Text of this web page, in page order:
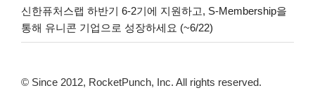
신한퓨처스랩 하반기 6-2기에 지원하고, S-Membership을
통해 유니콘 기업으로 성장하세요 (~6/22)
© Since 2012, RocketPunch, Inc. All rights reserved.